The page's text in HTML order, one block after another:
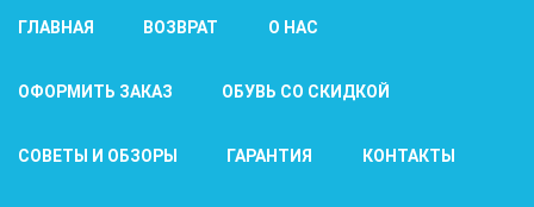
ГЛАВНАЯ ВОЗВРАТ О НАС
ОФОРМИТЬ ЗАКАЗ ОБУВЬ СО СКИДКОЙ
СОВЕТЫ И ОБЗОРЫ ГАРАНТИЯ КОНТАКТЫ